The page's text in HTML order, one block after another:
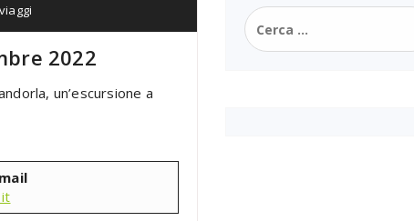
viaggi
2022
un’escursione a
mail
Ricerca
per: